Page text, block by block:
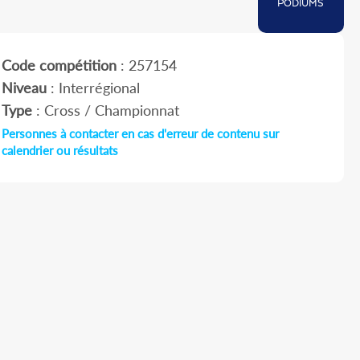
PODIUMS
Code compétition: 257154
Niveau: Interrégional
Type: Cross / Championnat
Personnes à contacter en cas d'erreur de contenu sur
calendrier ou résultats